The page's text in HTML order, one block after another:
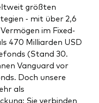
& Analysen
größten
- mit über 2,6
im Fixed-
470 Milliarden USD
(Stand 30.
Vanguard vor
Doch unsere
als
Sie verbinden